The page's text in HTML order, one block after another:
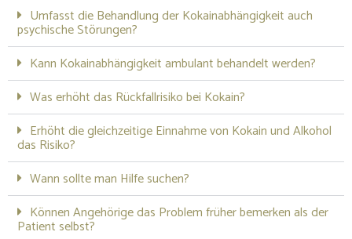
Umfasst die Behandlung der Kokainabhängigkeit auch
psychische Störungen?
Kann Kokainabhängigkeit ambulant behandelt werden?
Was erhöht das Rückfallrisiko bei Kokain?
Erhöht die gleichzeitige Einnahme von Kokain und Alkohol
das Risiko?
Wann sollte man Hilfe suchen?
Können Angehörige das Problem früher bemerken als der
Patient selbst?